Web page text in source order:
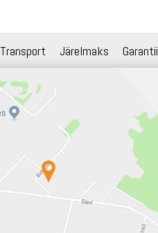
Transport Järelmaks Garantii